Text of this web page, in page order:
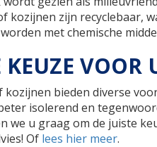
kozijnen zijn recyclebaar,
met chemische
KEUZE VOOR
bieden diverse
isolerend en
we u graag om de juiste
Of lees hier meer.